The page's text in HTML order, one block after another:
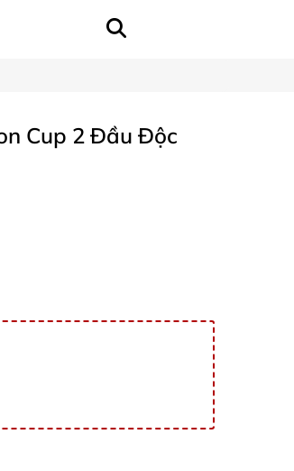
Cup 2 Đầu Độc